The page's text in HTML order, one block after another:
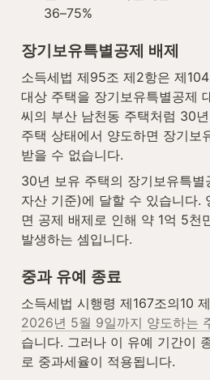
36–75%
장기보유특별공제 배제
소득세법 제95조 제2항은 제
대상 주택을 장기보유특별공제
씨의 부산 남천동 주택처럼 30
주택 상태에서 양도하면 장기보
받을 수 없습니다.
30년 보유 주택의 장기보유특
자산 기준)에 달할 수 있습니다.
면 공제 배제로 인해 약 1억 5천
발생하는 셈입니다.
중과 유예 종료
2026년 5월 9일까지 양도하는
습니다. 그러나 이 유예 기간이
로 중과세율이 적용됩니다.